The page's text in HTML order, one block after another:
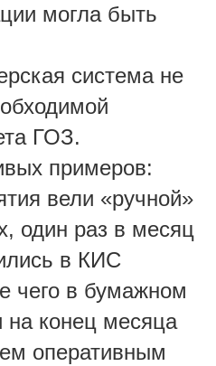
могла быть
система не
ГОЗ.
примеров:
вели «ручной»
один раз в месяц
в КИС
чего в бумажном
на конец месяца
оперативным